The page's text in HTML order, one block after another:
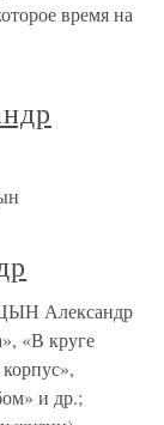
время на
Александр
«В круге
и др.;